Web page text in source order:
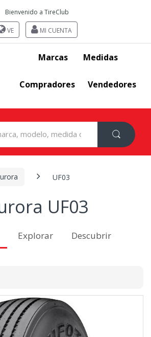
Bienvenido a TireClub
VE MI CUENTA
Marcas Medidas
Compradores Vendedores
UF03
UF03
Explorar Descubrir